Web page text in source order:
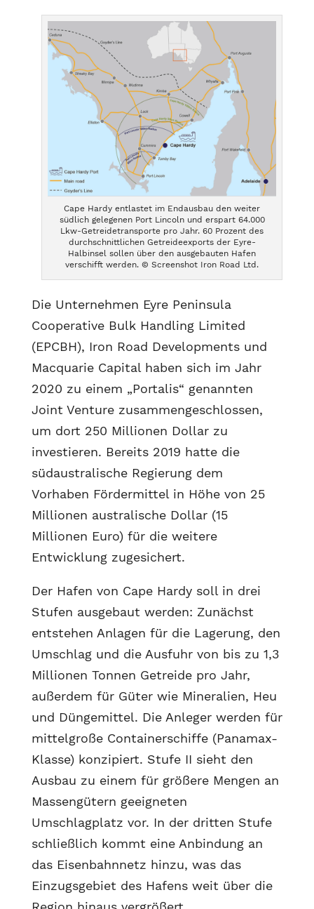
Cape Hardy entlastet im Endausbau den weiter
südlich gelegenen Port Lincoln und erspart 64.000
Lkw-Getreidetransporte pro Jahr. 60 Prozent des
durchschnittlichen Getreideexports der Eyre-
Halbinsel sollen über den ausgebauten Hafen
verschifft werden. © Screenshot Iron Road Ltd.
Die Unternehmen Eyre Peninsula
Cooperative Bulk Handling Limited
(EPCBH), Iron Road Developments und
Macquarie Capital haben sich im Jahr
2020 zu einem „Portalis“ genannten
Joint Venture zusammengeschlossen,
um dort 250 Millionen Dollar zu
investieren. Bereits 2019 hatte die
südaustralische Regierung dem
Vorhaben Fördermittel in Höhe von 25
Millionen australische Dollar (15
Millionen Euro) für die weitere
Entwicklung zugesichert.
Der Hafen von Cape Hardy soll in drei
Stufen ausgebaut werden: Zunächst
entstehen Anlagen für die Lagerung, den
Umschlag und die Ausfuhr von bis zu 1,3
Millionen Tonnen Getreide pro Jahr,
außerdem für Güter wie Mineralien, Heu
und Düngemittel. Die Anleger werden für
mittelgroße Containerschiffe (Panamax-
Klasse) konzipiert. Stufe II sieht den
Ausbau zu einem für größere Mengen an
Massengütern geeigneten
Umschlagplatz vor. In der dritten Stufe
schließlich kommt eine Anbindung an
das Eisenbahnnetz hinzu, was das
Einzugsgebiet des Hafens weit über die